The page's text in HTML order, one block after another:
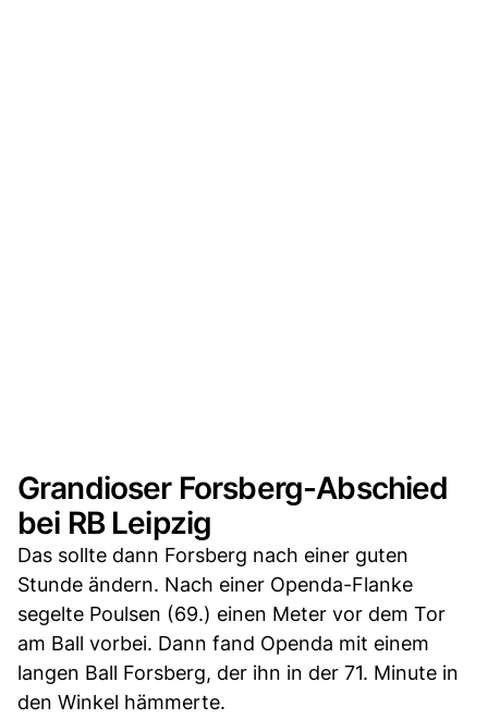
Grandioser Forsberg-Abschied
bei RB Leipzig
Das sollte dann Forsberg nach einer guten
Stunde ändern. Nach einer Openda-Flanke
segelte Poulsen (69.) einen Meter vor dem Tor
am Ball vorbei. Dann fand Openda mit einem
langen Ball Forsberg, der ihn in der 71. Minute in
den Winkel hämmerte.